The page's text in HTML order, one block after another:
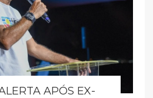
APÓS EX-